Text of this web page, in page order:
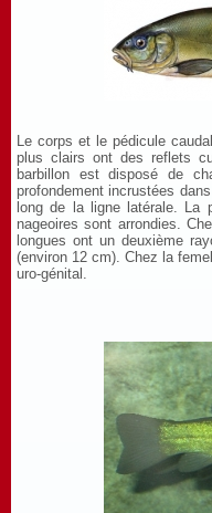
Le corps et le pédicule
plus clairs ont des reflets
barbillon est disposé de
profondement incrustées
long de la ligne latérale. La
nageoires sont arrondies.
longues ont un deuxième
(environ 12 cm). Chez la
uro-génital.